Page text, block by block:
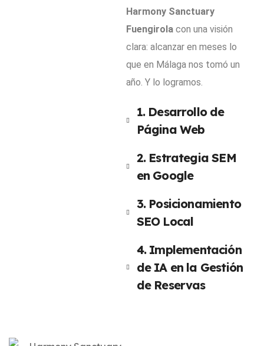
Harmony Sanctuary
Fuengirola con una visión
clara: alcanzar en meses lo
que en Málaga nos tomó un
año. Y lo logramos.
1. Desarrollo de
Página Web
2. Estrategia SEM
en Google
3. Posicionamiento
SEO Local
4. Implementación
de IA en la Gestión
de Reservas